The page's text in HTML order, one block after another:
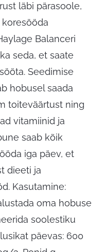
läbi pärasoole,
Balanceri
seda, et saate
Seedimise
hobusel saada
toiteväärtust ning
vitamiinid ja
saab kõik
iga päev, et
dieeti ja
Kasutamine:
oma hobuse
soolestiku
päevas: 600